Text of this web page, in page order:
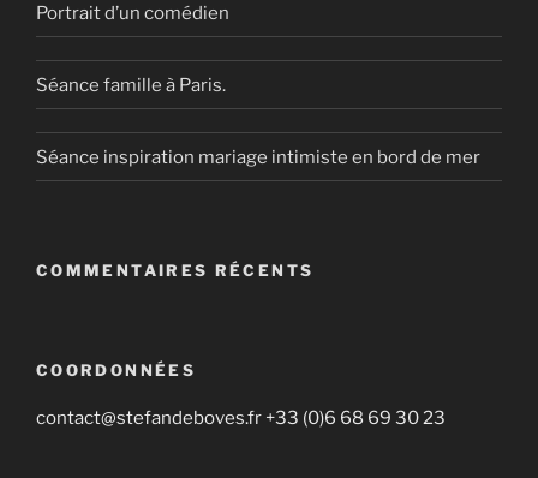
Portrait d’un comédien
Séance famille à Paris.
Séance inspiration mariage intimiste en bord de mer
COMMENTAIRES RÉCENTS
COORDONNÉES
contact@stefandeboves.fr +33 (0)6 68 69 30 23